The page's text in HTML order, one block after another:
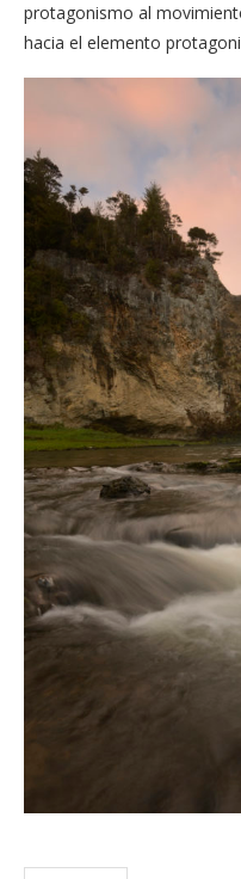
protagonismo al
hacia el elemento